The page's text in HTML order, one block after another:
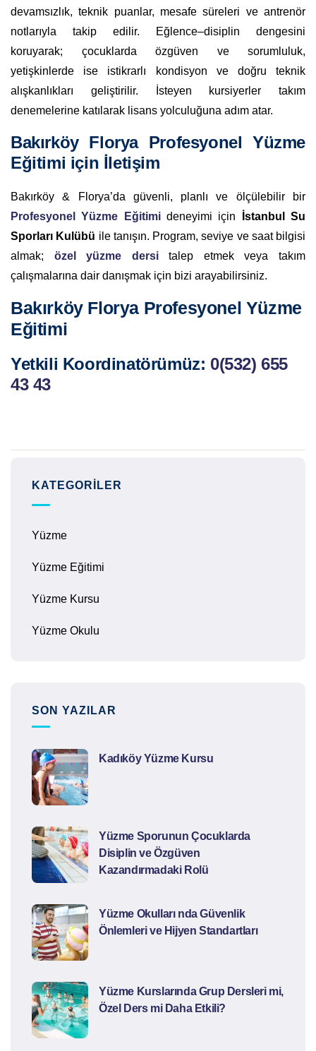
devamsızlık, teknik puanlar, mesafe süreleri ve antrenör
notlarıyla takip edilir. Eğlence–disiplin dengesini
koruyarak; çocuklarda özgüven ve sorumluluk,
yetişkinlerde ise istikrarlı kondisyon ve doğru teknik
alışkanlıkları geliştirilir. İsteyen kursiyerler takım
denemelerine katılarak lisans yolculuğuna adım atar.
Bakırköy Florya Profesyonel Yüzme
Eğitimi için İletişim
Bakırköy & Florya’da güvenli, planlı ve ölçülebilir bir
Profesyonel Yüzme Eğitimideneyimi için
İstanbul Su
Sporları Kulübü ile tanışın. Program, seviye ve saat bilgisi
almak; özel yüzme dersitalep etmek veya takım
çalışmalarına dair danışmak için bizi arayabilirsiniz.
Bakırköy Florya Profesyonel Yüzme
Eğitimi
Yetkili Koordinatörümüz: 0(532) 655
43 43
KATEGORILER
Yüzme
Yüzme Eğitimi
Yüzme Kursu
Yüzme Okulu
SON YAZILAR
Kadıköy Yüzme Kursu
Yüzme Sporunun Çocuklarda
Disiplin ve Özgüven
Kazandırmadaki Rolü
Yüzme Okulları nda Güvenlik
Önlemleri ve Hijyen Standartları
Yüzme Kurslarında Grup Dersleri mi,
Özel Ders mi Daha Etkili?